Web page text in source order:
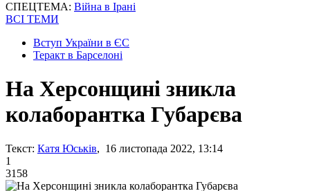
СПЕЦТЕМА: Війна в Ірані
ВСІ ТЕМИ
Вступ України в ЄС
Теракт в Барселоні
На Херсонщині зникла
колаборантка Губарєва
Текст: Катя Юськів, 16 листопада 2022, 13:14
1
3158